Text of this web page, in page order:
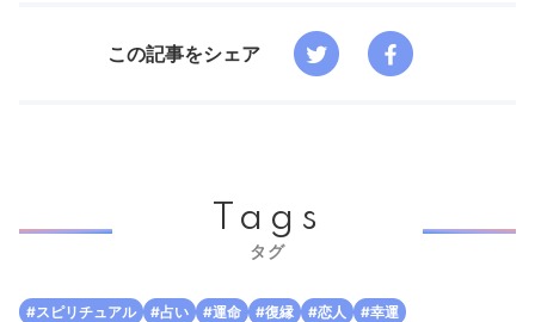
この記事をシェア
Tags
タグ
#スピリチュアル #占い #運命 #復縁 #恋人 #幸運